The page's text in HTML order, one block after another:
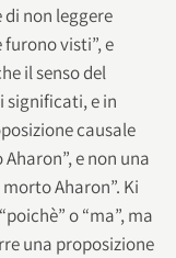
di non leggere
visti”, e
il senso del
significati, e in
causale
e non una
Aharon”. Ki
o “ma”, ma
una proposizione